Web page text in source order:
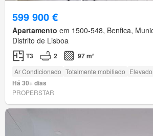
599 900 €
Apartamento em 1500-548, Benfica,
Distrito de Lisboa
T3 2 97 m²
Ar Condicionado Totalmente mobiliado
Há 30+ dias
PROPERSTAR